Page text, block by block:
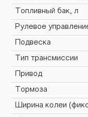
Топливный бак, л
Рулевое
Подвеска
Тип трансмиссии
Привод
Тормоза
Ширина колеи